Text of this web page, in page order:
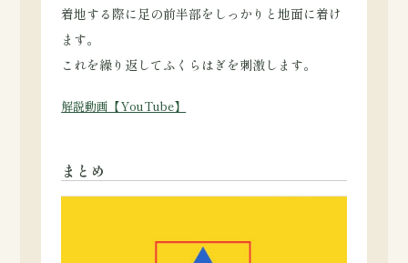
着地する際に足の前半部をしっかりと地面に着け
ます。
これを繰り返してふくらはぎを刺激します。
解説動画【YouTube】
まとめ